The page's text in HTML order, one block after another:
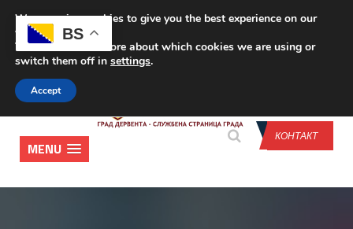
CONTACT US
КОНТАКТ
MENU
BS
We are using cookies to give you the best experience on our
website.
You can find out more about which cookies we are using or
switch them off in settings.
Accept